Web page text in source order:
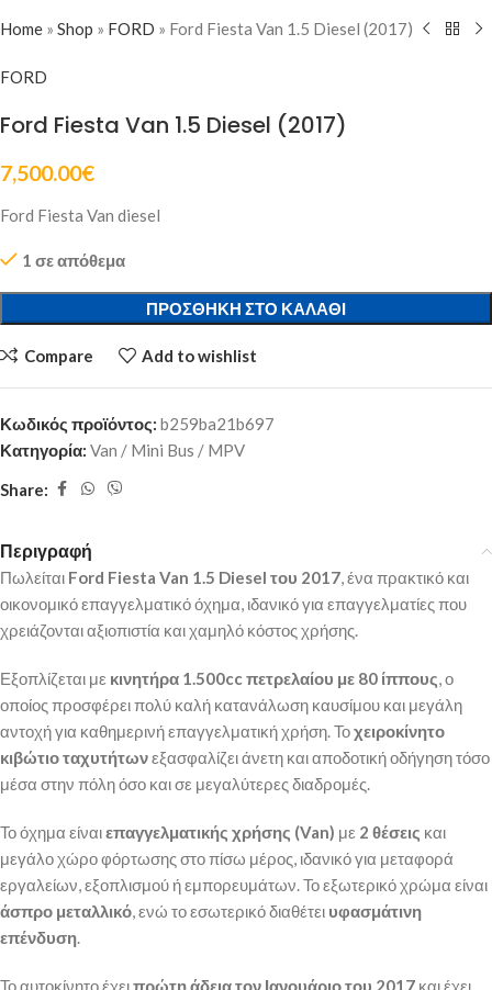
Home » Shop » FORD » Ford Fiesta Van 1.5 Diesel (2017)
FORD
Ford Fiesta Van 1.5 Diesel (2017)
7,500.00€
Ford Fiesta Van diesel
1 σε απόθεμα
ΠΡΟΣΘΉΚΗ ΣΤΟ ΚΑΛΆΘΙ
Compare Add to wishlist
Κωδικός προϊόντος: b259ba21b697
Κατηγορία: Van / Mini Bus / MPV
Share:
Περιγραφή
Πωλείται Ford Fiesta Van 1.5 Diesel του 2017, ένα πρακτικό και
οικονομικό επαγγελματικό όχημα, ιδανικό για επαγγελματίες που
χρειάζονται αξιοπιστία και χαμηλό κόστος χρήσης.
Εξοπλίζεται με κινητήρα 1.500cc πετρελαίου με 80 ίππους, ο
οποίος προσφέρει πολύ καλή κατανάλωση καυσίμου και μεγάλη
αντοχή για καθημερινή επαγγελματική χρήση. Τοχειροκίνητο
κιβώτιο ταχυτήτωνεξασφαλίζει άνετη και αποδοτική οδήγηση τόσο
μέσα στην πόλη όσο και σε μεγαλύτερες διαδρομές.
Το όχημα είναιεπαγγελματικής χρήσης (Van) με 2 θέσεις και
μεγάλο χώρο φόρτωσης στο πίσω μέρος, ιδανικό για μεταφορά
εργαλείων, εξοπλισμού ή εμπορευμάτων. Το εξωτερικό χρώμα είναι
άσπρο μεταλλικό, ενώ το εσωτερικό διαθέτει υφασμάτινη
επένδυση.
Το αυτοκίνητο έχειπρώτη άδεια τον Ιανουάριο του 2017 και έχει